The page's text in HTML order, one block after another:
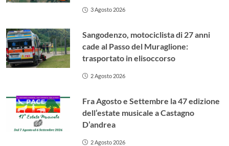
3 Agosto 2026
Sangodenzo, motociclista di 27 anni
cade al Passo del Muraglione:
trasportato in elisoccorso
2 Agosto 2026
Fra Agosto e Settembre la 47 edizione
dell’estate musicale a Castagno
D’andrea
2 Agosto 2026